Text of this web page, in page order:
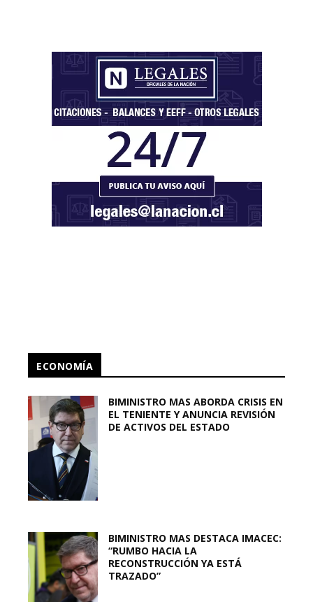
ECONOMÍA
BIMINISTRO MAS ABORDA CRISIS EN
EL TENIENTE Y ANUNCIA REVISIÓN
DE ACTIVOS DEL ESTADO
BIMINISTRO MAS DESTACA IMACEC:
“RUMBO HACIA LA
RECONSTRUCCIÓN YA ESTÁ
TRAZADO”